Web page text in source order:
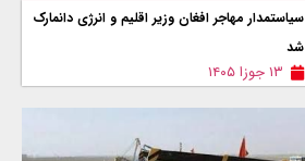
سیاستمدار مهاجر افغان وزیر اقلیم و انرژی دانمارک
شد
۱۳ جوزا ۱۴۰۵